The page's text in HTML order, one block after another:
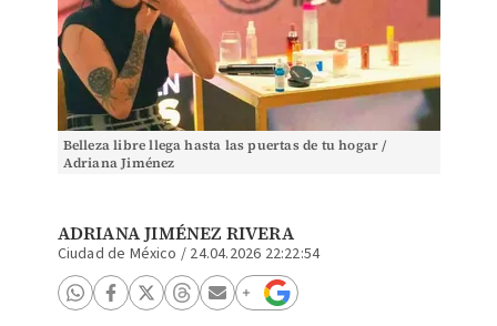
Belleza libre llega hasta las puertas de tu hogar /
Adriana Jiménez
ADRIANA JIMÉNEZ RIVERA
Ciudad de México / 24.04.2026 22:22:54